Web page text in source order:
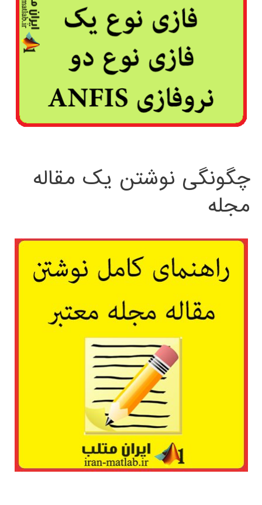
چگونگی نوشتن یک مقاله
مجله